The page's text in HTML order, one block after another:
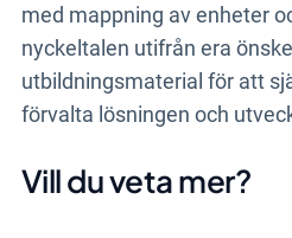
med mappning av enheter
nyckeltalen utifrån era
utbildningsmaterial för att
förvalta lösningen och
Vill du veta mer?